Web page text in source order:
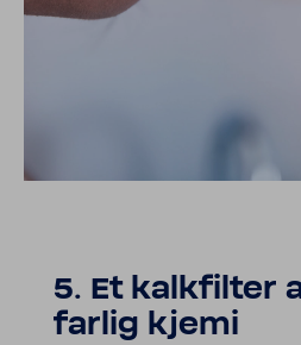
5. Et kalkfilter
farlig kjemi